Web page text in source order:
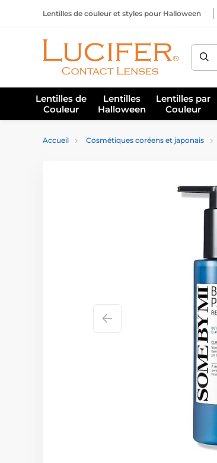
Lentilles de couleur et styles pour Halloween
Lentilles de
Couleur
Lentilles
Halloween
Lentilles par
Couleur
Accueil Cosmétiques coréens et japonais